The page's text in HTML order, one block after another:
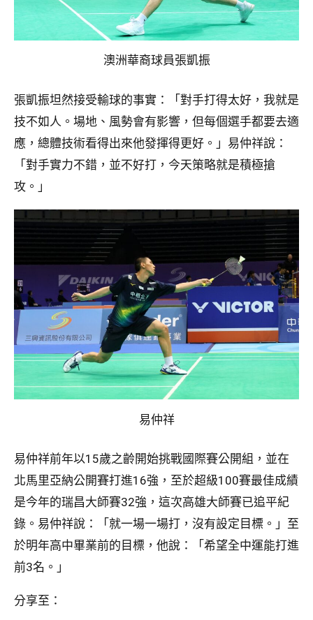
澳洲華裔球員張凱振
張凱振坦然接受輸球的事實：「對手打得太好，我就是
技不如人。場地、風勢會有影響，但每個選手都要去適
應，總體技術看得出來他發揮得更好。」易仲祥說：
「對手實力不錯，並不好打，今天策略就是積極搶
攻。」
易仲祥
易仲祥前年以15歲之齡開始挑戰國際賽公開組，並在
北馬里亞納公開賽打進16強，至於超級100賽最佳成績
是今年的瑞昌大師賽32強，這次高雄大師賽已追平紀
錄。易仲祥說：「就一場一場打，沒有設定目標。」至
於明年高中畢業前的目標，他說：「希望全中運能打進
前3名。」
分享至：